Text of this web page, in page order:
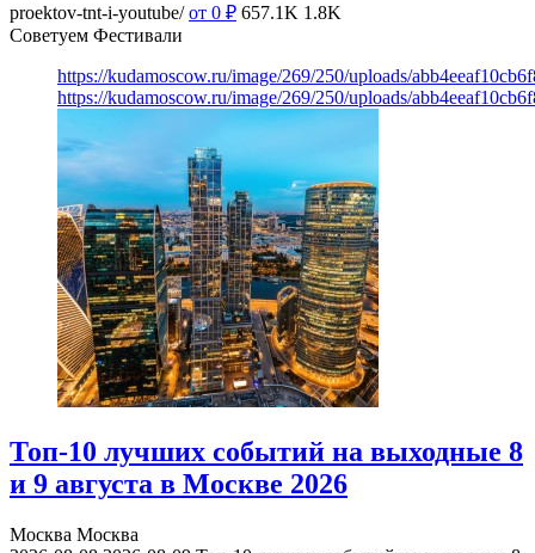
proektov-tnt-i-youtube/ от 0 ₽ 657.1K 1.8K
Советуем Фестивали
https://kudamoscow.ru/image/269/250/uploads/
https://kudamoscow.ru/image/269/250/uploads/
Топ-10 лучших событий на выходные 8
и 9 августа в Москве 2026
Москва Москва